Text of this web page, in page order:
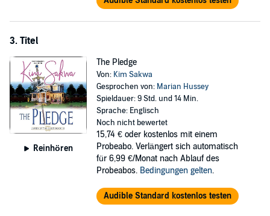
3. Titel
Reinhören
The Pledge
Von: Kim Sakwa
Gesprochen von: Marian Hussey
Spieldauer: 9 Std. und 14 Min.
Sprache: Englisch
Noch nicht bewertet
15,74 € oder kostenlos mit einem
Probeabo. Verlängert sich automatisch
für 6,99 €/Monat nach Ablauf des
Probeabos. Bedingungen gelten.
Audible Standard kostenlos testen